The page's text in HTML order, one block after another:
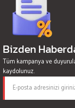
Bizden
Tüm kampanya ve
kaydolunuz.